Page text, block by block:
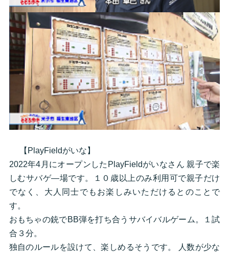
【PlayFieldがいな】
2022年4月にオープンしたPlayFieldがいなさん 親子で楽
しむサバゲ―場です。１０歳以上のみ利用可で親子だけ
でなく、大人同士でもお楽しみいただけるとのことで
す。
おもちゃの銃でBB弾を打ち合うサバイバルゲーム。１試
合３分。
独自のルールを設けて、楽しめるそうです。 人数が少な